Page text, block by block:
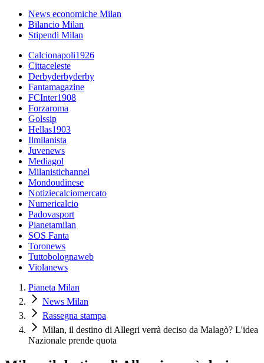
News economiche Milan
Bilancio Milan
Stipendi Milan
Calcionapoli1926
Cittaceleste
Derbyderbyderby
Fantamagazine
FCInter1908
Forzaroma
Golssip
Hellas1903
Ilmilanista
Juvenews
Mediagol
Milanistichannel
Mondoudinese
Notiziecalciomercato
Numericalcio
Padovasport
Pianetamilan
SOS Fanta
Toronews
Tuttobolognaweb
Violanews
Pianeta Milan
News Milan
Rassegna stampa
Milan, il destino di Allegri verrà deciso da Malagò? L'idea
Nazionale prende quota